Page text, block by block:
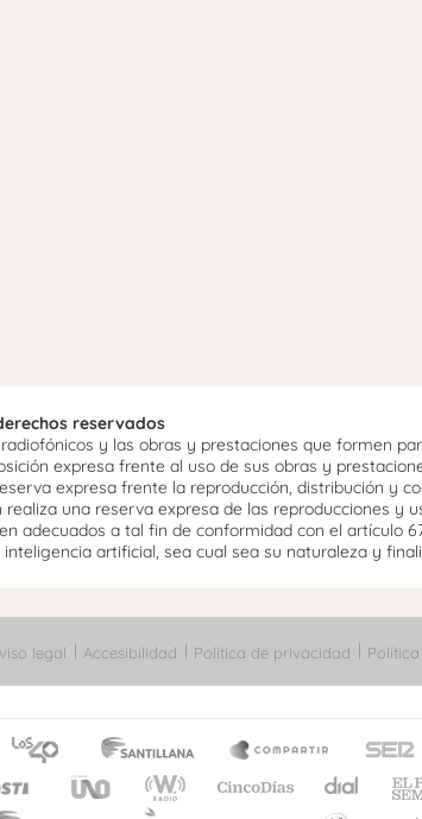
reservados
y las obras y prestaciones que formen
expresa frente al uso de sus obras y
expresa frente la reproducción, distribución
una reserva expresa de las reproducciones
adecuados a tal fin de conformidad con el artículo
artificial, sea cual sea su naturaleza y
legal Accesibilidad Política de privacidad